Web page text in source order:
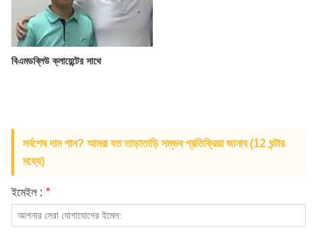
বিএমডব্লিউ ক্লায়েন্টের সাথে
সর্বশেষ দাম পান? আমরা যত তাড়াতাড়ি সম্ভব প্রতিক্রিয়া জানাব (12 ঘন্টার
মধ্যে)
ইমেইল : *